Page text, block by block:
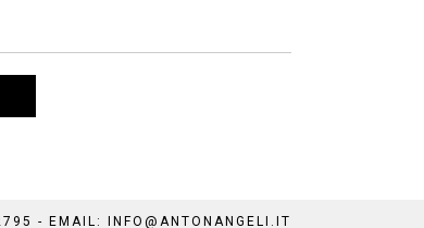
- EMAIL: INFO@ANTONANGELI.IT